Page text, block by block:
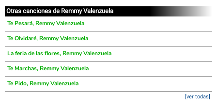
Otras canciones de Remmy Valenzuela
Te Pesará, Remmy Valenzuela
Te Olvidaré, Remmy Valenzuela
La feria de las flores, Remmy Valenzuela
Te Marchas, Remmy Valenzuela
Te Pido, Remmy Valenzuela
[ver todas]